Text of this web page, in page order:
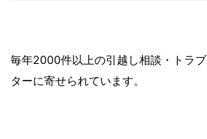
毎年2000件以上の引越し相談・トラ
ターに寄せられています。